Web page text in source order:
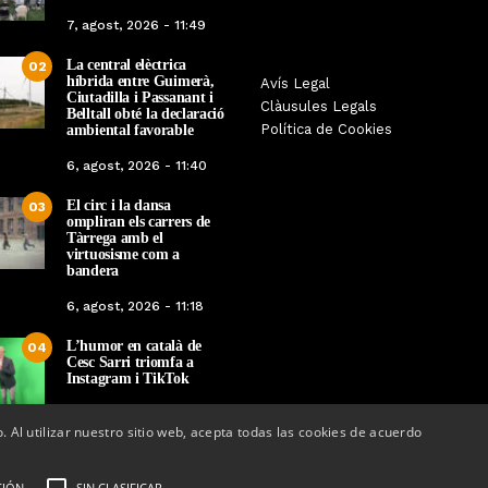
7, agost, 2026 - 11:49
02
La central elèctrica
híbrida entre Guimerà,
Ciutadilla i Passanant i
Belltall obté la declaració
ambiental favorable
6, agost, 2026 - 11:40
03
El circ i la dansa
ompliran els carrers de
Tàrrega amb el
virtuosisme com a
bandera
6, agost, 2026 - 11:18
04
L’humor en català de
Cesc Sarri triomfa a
Instagram i TikTok
Avís Legal
Clàusules Legals
Política de Cookies
Les Gastrosàvies protagonitzen
una gran trobada al Món Sant
Benet que referma el valor de la
27, novembre, 2025 - 08:28
protagonista de la
Cinema Espiritual de
utilizar nuestro sitio web, acepta todas las cookies de acuerdo